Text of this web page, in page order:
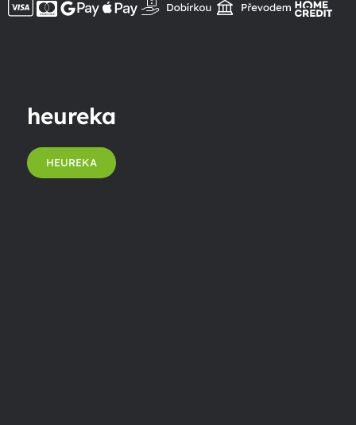
heureka
HEUREKA